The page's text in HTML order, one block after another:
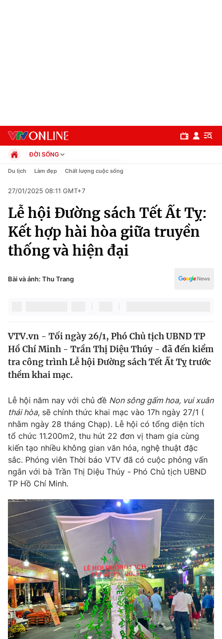
Chuyên mục
Chính trị
Xã hội
Pháp luật
Thế giới
Tin tức
Thế giới đó đây
Câu chuyện quốc tế
Kinh tế
Thị trường
Góc doanh nghiệp
Dữ liệu và đời sống
Truyền hình
Phim VTV
Hậu trường
Nhân vật
Khán giả
Giải sao mai
Giải trí
Điện ảnh
Sao
Đời sống
Du lịch
Làm đẹp
Chất lượng cuộc sống
Giáo dục
Tuyển sinh
Học trực tuyến
Công nghệ
Hitech Công nghệ tương lai
Sản phẩm
Thị trường
Tư vấn
Giao lưu trực tuyến
Lịch phát sóng
Chuyên mục khác
ĐỜI SỐNG
Chính trị
Pháp luật
Kinh tế
Thể thao
Truyền hình
Văn hóa - Giải trí
Y tế
Công nghệ
Du lịch Làm đẹp Chất lượng cuộc sống
27/01/2025 08:11 GMT+7
Lễ hội Đường sách Tết Ất Tỵ:
Kết hợp hài hòa giữa truyền
thống và hiện đại
Bài và ảnh: Thu Trang
VTV.vn - Tối ngày 26/1, Phó Chủ tịch UBND TP
Hồ Chí Minh - Trần Thị Diệu Thúy - đã đến kiểm
tra công trình Lễ hội Đường sách Tết Ất Tỵ trước
thềm khai mạc.
Lễ hội năm nay với chủ đề Non sông gấm hoa, vui xuân
thái hòa, sẽ chính thức khai mạc vào 17h ngày 27/1 (
nhằm ngày 28 tháng Chạp). Lễ hội có tổng diện tích
tổ chức 11.200m2, thu hút 22 đơn vị tham gia cùng
kiến tạo nhiều không gian văn hóa, nghệ thuật đặc
sắc. Phóng viên Thời báo VTV đã có cuộc phỏng vấn
ngắn với bà Trần Thị Diệu Thúy - Phó Chủ tịch UBND
TP Hồ Chí Minh.